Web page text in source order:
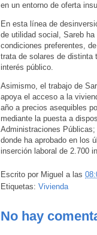
en un entorno de oferta
En esta línea de
de utilidad social, Sareb
condiciones preferentes,
trata de solares de distinta
interés público.
Asimismo, el trabajo de
apoya el acceso a la
año a precios asequibles
mediante la puesta a
Administraciones
donde ha aprobado en los
inserción laboral de 2.700
Escrito por Miguel a las
Etiquetas: Vivienda
No hay